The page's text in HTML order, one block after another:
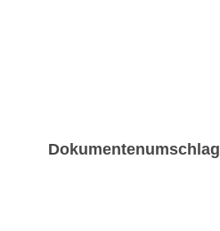
Dokumentenumschlag